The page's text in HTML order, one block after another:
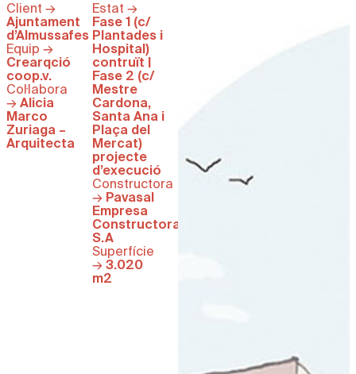
Client →
Ajuntament
d’Almussafes
Equip →
Crearqció
coop.v.
Col·labora
→ Alicia
Marco
Zuriaga –
Arquitecta
Estat →
Fase 1 (c/
Plantades i
Hospital)
contruït |
Fase 2 (c/
Mestre
Cardona,
Santa Ana i
Plaça del
Mercat)
projecte
d’execució
Constructora
→ Pavasal
Empresa
Constructora
S.A
Superfície
→ 3.020
m2